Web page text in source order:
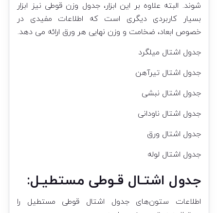
شوند. البته علاوه بر این ابزار، جدول وزن قوطی نیز ابزار
بسیار کاربردی دیگری است که اطلاعات مفیدی در
خصوص ابعاد، ضخامت و وزن نهایی هر ورق ارائه می دهد.
جدول اشتال میلگرد
جدول اشتال تیرآهن
جدول اشتال نبشی
جدول اشتال ناودانی
جدول اشتال ورق
جدول اشتال لوله
جدول اشتـال قـوطی مستطیـل:
اطلاعات ستون‌های جدول اشتال قوطی مستطیل را